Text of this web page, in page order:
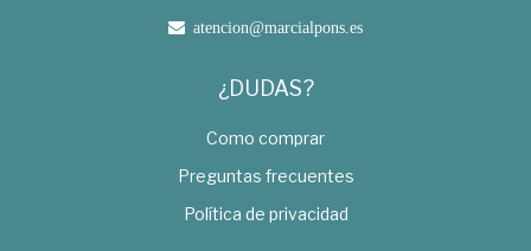
atencion@marcialpons.es
¿DUDAS?
Como comprar
Preguntas frecuentes
Política de privacidad